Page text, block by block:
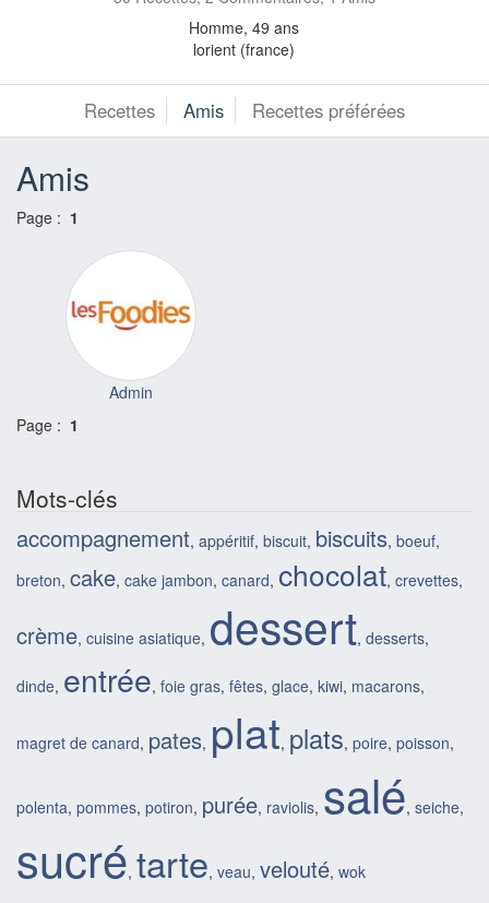
Homme, 49 ans
lorient (france)
Recettes Amis Recettes préférées
Amis
Page : 1
Admin
Page : 1
Mots-clés
accompagnement, appéritif, biscuit, biscuits, boeuf,
breton, cake, cake jambon, canard, chocolat, crevettes,
crème, cuisine asiatique, dessert, desserts,
dinde, entrée, foie gras, fêtes, glace, kiwi, macarons,
magret de canard, pates, plat, plats, poire, poisson,
polenta, pommes, potiron, purée, raviolis, salé, seiche,
sucré, tarte, veau, velouté, wok